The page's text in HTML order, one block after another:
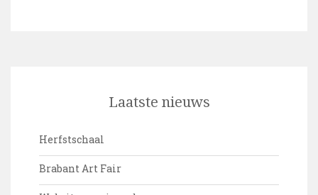
Laatste nieuws
Herfstschaal
Brabant Art Fair